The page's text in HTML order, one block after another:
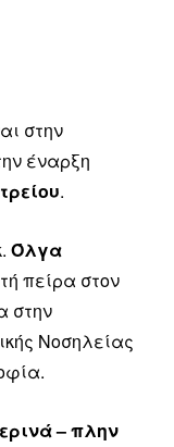
στην
έναρξη
.
Όλγα
πείρα στον
στην
Νοσηλείας
– πλην